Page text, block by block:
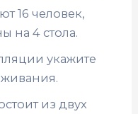
16 человек,
на 4 стола.
укажите
из двух